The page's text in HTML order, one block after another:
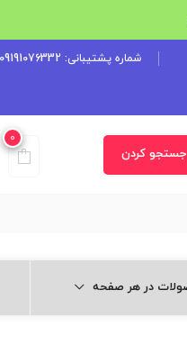
شماره پشتیبانی: 09191076332
جستجو کردن
0